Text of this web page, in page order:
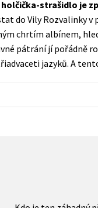
naučná pro dospělé
naučné pro děti
strašidlo je
do Vily Rozvalinky
chrtím albínem,
pátrání jí pořádně
jazyků. A